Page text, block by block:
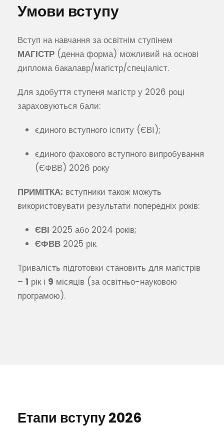
Умови вступу
Вступ на навчання за освітнім ступінем
МАГІСТР (денна форма) можливий на основі
диплома бакалавр/магістр/спеціаліст.
Для здобуття ступеня магістр у 2026 році
зараховуються бали:
єдиного вступного іспиту (ЄВІ);
єдиного фахового вступного випробування
(ЄФВВ) 2026 року
ПРИМІТКА: вступники також можуть
використовувати результати попередніх років:
ЄВІ 2025 або 2024 років;
ЄФВВ 2025 рік.
Тривалість підготовки становить для магістрів
– 1 рік і 9 місяців (за освітньо-науковою
програмою).
Етапи вступу 2026